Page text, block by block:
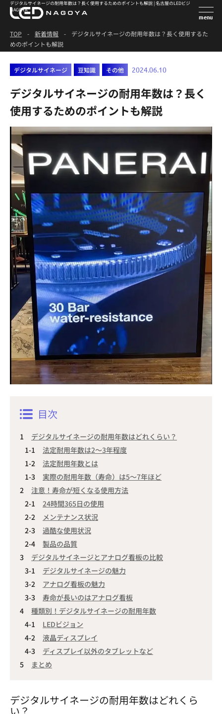
デジタルサイネージの耐用年数は？長く使用するためのポイントも解説 | 名古屋のLEDビジョン会社LED
NAGOYA
TOP - 新着情報 -
デジタルサイネージの耐用年数は？長く使用するた
めのポイントも解説
デジタルサイネージ 豆知識 その他 2024.06.10
デジタルサイネージの耐用年数は？長く
使用するためのポイントも解説
目次
デジタルサイネージの耐用年数はどれくらい？
法定耐用年数は2〜3年程度
法定耐用年数とは
実際の耐用年数（寿命）は5〜7年ほど
注意！寿命が短くなる使用方法
24時間365日の使用
メンテナンス状況
過酷な使用状況
製品の品質
デジタルサイネージとアナログ看板の比較
デジタルサイネージの魅力
アナログ看板の魅力
寿命が長いのはアナログ看板
種類別！デジタルサイネージの耐用年数
LEDビジョン
液晶ディスプレイ
ディスプレイ以外のタブレットなど
まとめ
デジタルサイネージの耐用年数はどれくら
い？